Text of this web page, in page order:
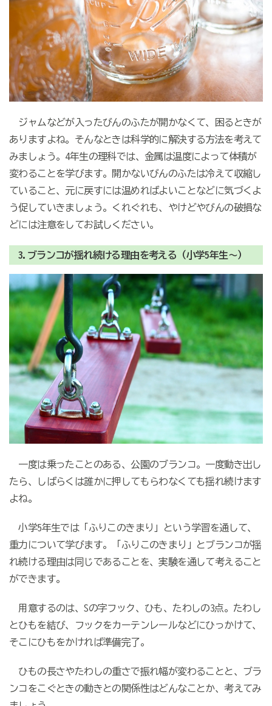
ジャムなどが入ったびんのふたが開かなくて、困るときが
ありますよね。そんなときは科学的に解決する方法を考えて
みましょう。4年生の理科では、金属は温度によって体積が
変わることを学びます。開かないびんのふたは冷えて収縮し
ていること、元に戻すには温めればよいことなどに気づくよ
う促していきましょう。くれぐれも、やけどやびんの破損な
どには注意をしてお試しください。
3.ブランコが揺れ続ける理由を考える（小学5年生～）
一度は乗ったことのある、公園のブランコ。一度動き出し
たら、しばらくは誰かに押してもらわなくても揺れ続けます
よね。
小学5年生では「ふりこのきまり」という学習を通して、
重力について学びます。「ふりこのきまり」とブランコが揺
れ続ける理由は同じであることを、実験を通して考えること
ができます。
用意するのは、Sの字フック、ひも、たわしの3点。たわし
とひもを結び、フックをカーテンレールなどにひっかけて、
そこにひもをかければ準備完了。
ひもの長さやたわしの重さで振れ幅が変わることと、ブラ
ンコをこぐときの動きとの関係性はどんなことか、考えてみ